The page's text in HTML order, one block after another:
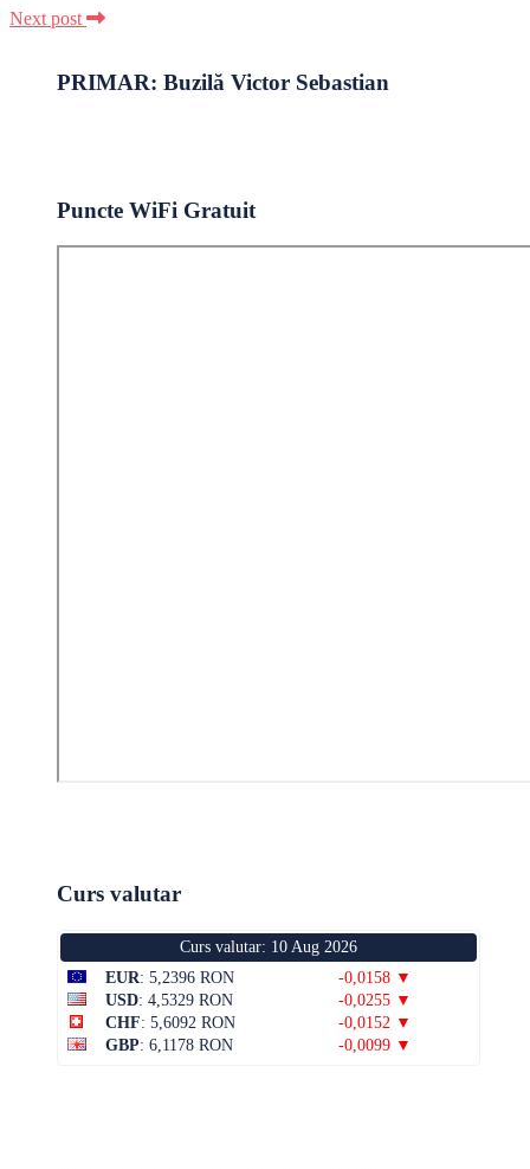
Next post
PRIMAR: Buzilă Victor Sebastian
Puncte WiFi Gratuit
Curs valutar
Curs valutar: 10 Aug 2026
EUR: 5,2396 RON
-0,0158 ▼
USD: 4,5329 RON
-0,0255 ▼
CHF: 5,6092 RON
-0,0152 ▼
GBP: 6,1178 RON -0,0099 ▼